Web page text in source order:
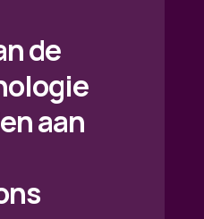
de
aan